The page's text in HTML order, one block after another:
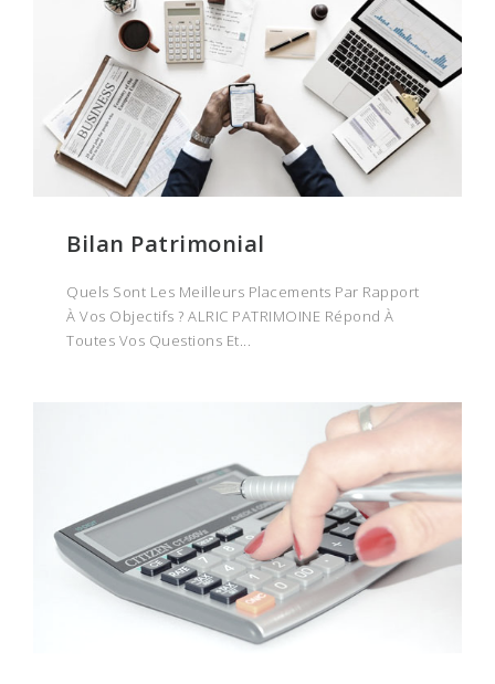
Bilan Patrimonial
Quels Sont Les Meilleurs Placements Par Rapport
À Vos Objectifs ? ALRIC PATRIMOINE Répond À
Toutes Vos Questions Et...